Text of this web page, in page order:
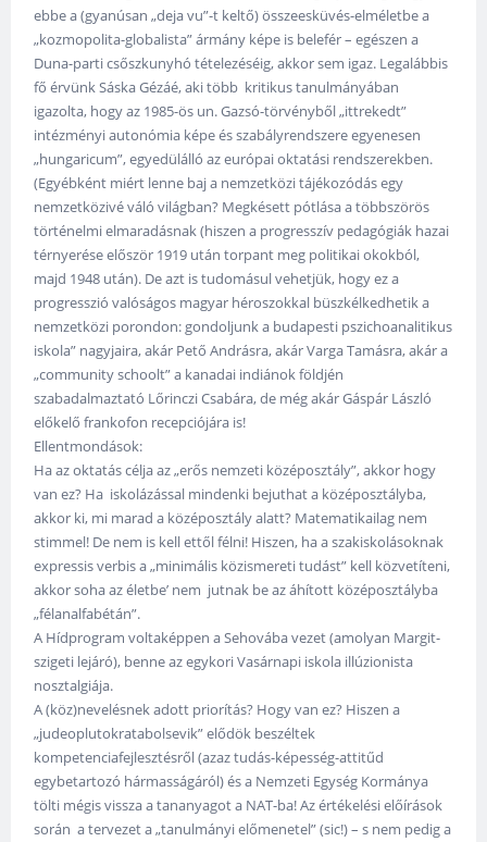
ebbe a (gyanúsan „deja vu”-t keltő) összeesküvés-elméletbe a
„kozmopolita-globalista” ármány képe is belefér – egészen a
Duna-parti csőszkunyhó tételezéséig, akkor sem igaz. Legalábbis
fő érvünk Sáska Gézáé, aki több kritikus tanulmányában
igazolta, hogy az 1985-ös un. Gazsó-törvényből „ittrekedt”
intézményi autonómia képe és szabályrendszere egyenesen
„hungaricum”, egyedülálló az európai oktatási rendszerekben.
(Egyébként miért lenne baj a nemzetközi tájékozódás egy
nemzetközivé váló világban? Megkésett pótlása a többszörös
történelmi elmaradásnak (hiszen a progresszív pedagógiák hazai
térnyerése először 1919 után torpant meg politikai okokból,
majd 1948 után). De azt is tudomásul vehetjük, hogy ez a
progresszió valóságos magyar héroszokkal büszkélkedhetik a
nemzetközi porondon: gondoljunk a budapesti pszichoanalitikus
iskola” nagyjaira, akár Pető Andrásra, akár Varga Tamásra, akár a
„community schoolt” a kanadai indiánok földjén
szabadalmaztató Lőrinczi Csabára, de még akár Gáspár László
előkelő frankofon recepciójára is!
Ellentmondások:
Ha az oktatás célja az „erős nemzeti középosztály”, akkor hogy
van ez? Ha iskolázással mindenki bejuthat a középosztályba,
akkor ki, mi marad a középosztály alatt? Matematikailag nem
stimmel! De nem is kell ettől félni! Hiszen, ha a szakiskolásoknak
expressis verbis a „minimális közismereti tudást” kell közvetíteni,
akkor soha az életbe’ nem jutnak be az áhított középosztályba
„félanalfabétán”.
A Hídprogram voltaképpen a Sehovába vezet (amolyan Margit-
szigeti lejáró), benne az egykori Vasárnapi iskola illúzionista
nosztalgiája.
A (köz)nevelésnek adott priorítás? Hogy van ez? Hiszen a
„judeoplutokratabolsevik” elődök beszéltek
kompetenciafejlesztésről (azaz tudás-képesség-attitűd
egybetartozó hármasságáról) és a Nemzeti Egység Kormánya
tölti mégis vissza a tananyagot a NAT-ba! Az értékelési előírások
során a tervezet a „tanulmányi előmenetel” (sic!) – s nem pedig a